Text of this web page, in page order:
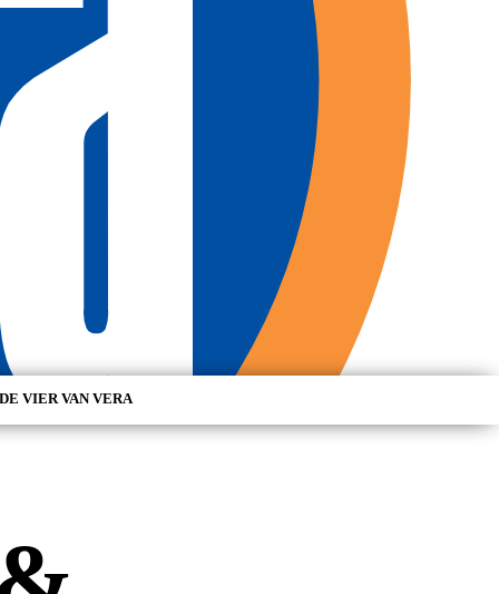
DE VIER VAN VERA